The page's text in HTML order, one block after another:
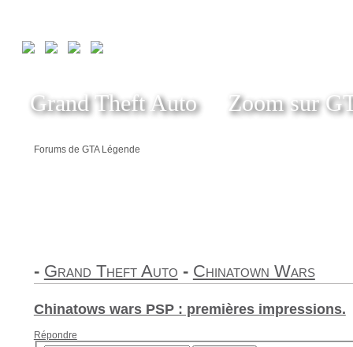
Grand Theft Auto Zoom sur
Forums de GTA Légende
- Grand Theft Auto - Chinatown Wars
Chinatows wars PSP : premières impressions.
Répondre